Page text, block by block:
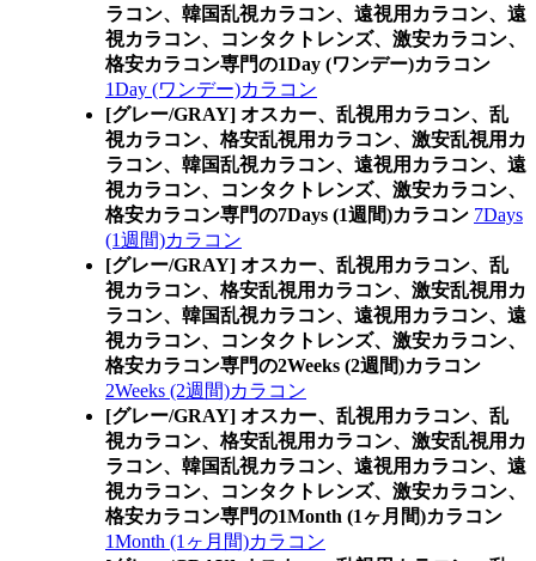
ラコン、韓国乱視カラコン、遠視用カラコン、遠
視カラコン、コンタクトレンズ、激安カラコン、
格安カラコン専門の1Day (ワンデー)カラコン
1Day (ワンデー)カラコン
[グレー/GRAY] オスカー、乱視用カラコン、乱
視カラコン、格安乱視用カラコン、激安乱視用カ
ラコン、韓国乱視カラコン、遠視用カラコン、遠
視カラコン、コンタクトレンズ、激安カラコン、
格安カラコン専門の7Days (1週間)カラコン 7Days
(1週間)カラコン
[グレー/GRAY] オスカー、乱視用カラコン、乱
視カラコン、格安乱視用カラコン、激安乱視用カ
ラコン、韓国乱視カラコン、遠視用カラコン、遠
視カラコン、コンタクトレンズ、激安カラコン、
格安カラコン専門の2Weeks (2週間)カラコン
2Weeks (2週間)カラコン
[グレー/GRAY] オスカー、乱視用カラコン、乱
視カラコン、格安乱視用カラコン、激安乱視用カ
ラコン、韓国乱視カラコン、遠視用カラコン、遠
視カラコン、コンタクトレンズ、激安カラコン、
格安カラコン専門の1Month (1ヶ月間)カラコン
1Month (1ヶ月間)カラコン